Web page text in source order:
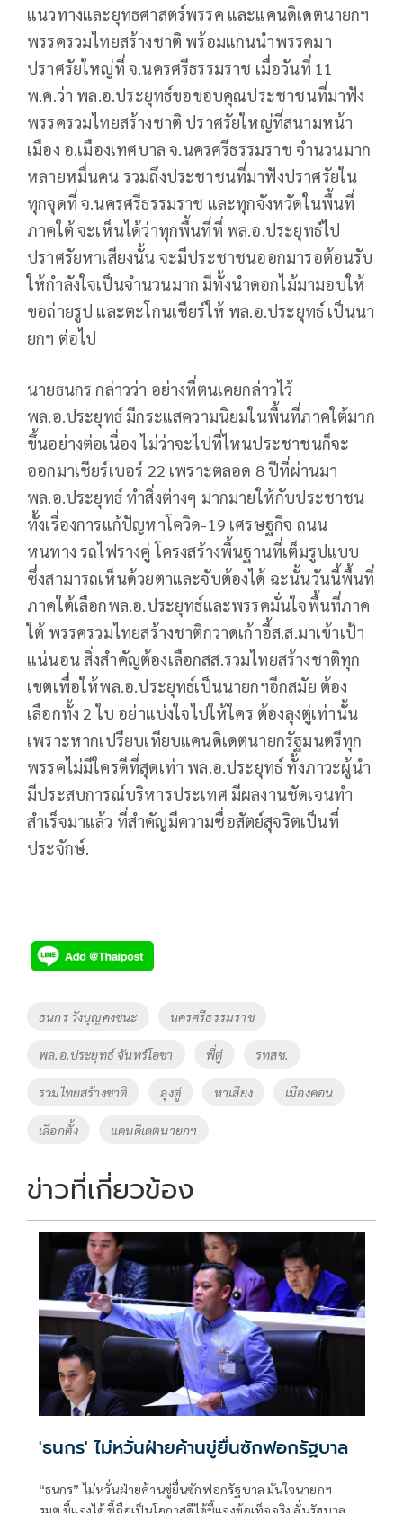
แนวทางและยุทธศาสตร์พรรค และแคนดิเดตนายกฯ
พรรครวมไทยสร้างชาติ พร้อมแกนนำพรรคมา
ปราศรัยใหญ่ที่ จ.นครศรีธรรมราช เมื่อวันที่ 11
พ.ค.ว่า พล.อ.ประยุทธ์ขอขอบคุณประชาชนที่มาฟัง
พรรครวมไทยสร้างชาติ ปราศรัยใหญ่ที่สนามหน้า
เมือง อ.เมืองเทศบาล จ.นครศรีธรรมราช จำนวนมาก
หลายหมื่นคน รวมถึงประชาชนที่มาฟังปราศรัยใน
ทุกจุดที่ จ.นครศรีธรรมราช และทุกจังหวัดในพื้นที่
ภาคใต้ จะเห็นได้ว่าทุกพื้นที่ที่ พล.อ.ประยุทธ์ไป
ปราศรัยหาเสียงนั้น จะมีประชาชนออกมารอต้อนรับ
ให้กำลังใจเป็นจำนวนมาก มีทั้งนำดอกไม้มามอบให้
ขอถ่ายรูป และตะโกนเชียร์ให้ พล.อ.ประยุทธ์ เป็นนา
ยกฯ ต่อไป
นายธนกร กล่าวว่า อย่างที่ตนเคยกล่าวไว้
พล.อ.ประยุทธ์ มีกระแสความนิยมในพื้นที่ภาคใต้มาก
ขึ้นอย่างต่อเนื่อง ไม่ว่าจะไปที่ไหนประชาชนก็จะ
ออกมาเชียร์เบอร์ 22 เพราะตลอด 8 ปีที่ผ่านมา
พล.อ.ประยุทธ์ ทำสิ่งต่างๆ มากมายให้กับประชาชน
ทั้งเรื่องการแก้ปัญหาโควิด-19 เศรษฐกิจ ถนน
หนทาง รถไฟรางคู่ โครงสร้างพื้นฐานที่เต็มรูปแบบ
ซึ่งสามารถเห็นด้วยตาและจับต้องได้ ฉะนั้นวันนี้พื้นที่
ภาคใต้เลือกพล.อ.ประยุทธ์และพรรคมั่นใจพื้นที่ภาค
ใต้ พรรครวมไทยสร้างชาติกวาดเก้าอี้ส.ส.มาเข้าเป้า
แน่นอน สิ่งสำคัญต้องเลือกสส.รวมไทยสร้างชาติทุก
เขตเพื่อให้พล.อ.ประยุทธ์เป็นนายกฯอีกสมัย ต้อง
เลือกทั้ง 2 ใบ อย่าแบ่งใจไปให้ใคร ต้องลุงตู่เท่านั้น
เพราะหากเปรียบเทียบแคนดิเดตนายกรัฐมนตรีทุก
พรรคไม่มีใครดีที่สุดเท่า พล.อ.ประยุทธ์ ทั้งภาวะผู้นำ
มีประสบการณ์บริหารประเทศ มีผลงานชัดเจนทำ
สำเร็จมาแล้ว ที่สำคัญมีความซื่อสัตย์สุจริตเป็นที่
ประจักษ์.
Tags
ธนกร วังบุญคงชนะ นครศรีธรรมราช
พล.อ.ประยุทธ์ จันทร์โอชา พี่ตู่ รทสช.
รวมไทยสร้างชาติ ลุงตู่ หาเสียง เมืองคอน
เลือกตั้ง แคนดิเดตนายกฯ
ข่าวที่เกี่ยวข้อง
'ธนกร' ไม่หวั่นฝ่ายค้านขู่ยื่นซักฟอกรัฐบาล
“ธนกร” ไม่หวั่นฝ่ายค้านขู่ยื่นซักฟอกรัฐบาล มั่นใจนายกฯ-
รมต.ชี้แจงได้ ชี้ถือเป็นโอกาสดีได้ชี้แจงข้อเท็จจริง ลั่นรัฐบาล